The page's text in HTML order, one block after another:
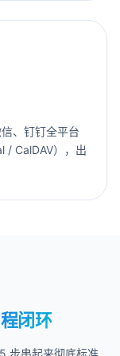
、钉钉全平台
/ CalDAV），出
闭环
步串起来彻底标准